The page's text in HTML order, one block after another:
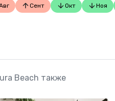
Сент Окт Ноя
Beach также